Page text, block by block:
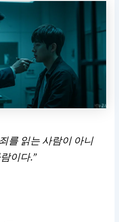
를 읽는 사람이 아니
이다.”